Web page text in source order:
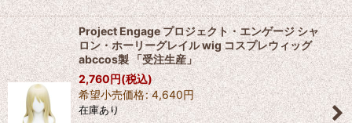
Project Engage プロジェクト・エンゲージ シャ
ロン・ホーリーグレイル wig コスプレウィッグ
abccos製 「受注生産」
2,760円(税込)
希望小売価格: 4,640円
在庫あり